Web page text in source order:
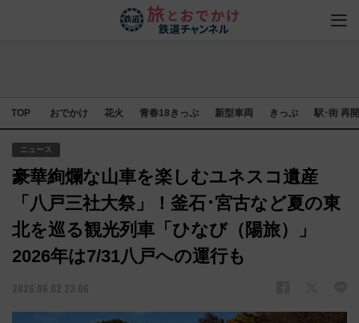
TOP おでかけ 花火 青春18きっぷ 新型車両 きっぷ 駅･街 再
ニュース
豪華絢爛な山車を楽しむユネスコ遺産
「八戸三社大祭」！釜石･宮古など夏の東
北を巡る観光列車「ひなび（陽旅）」
2026年は7/31八戸への運行も
2026.06.02 23:06